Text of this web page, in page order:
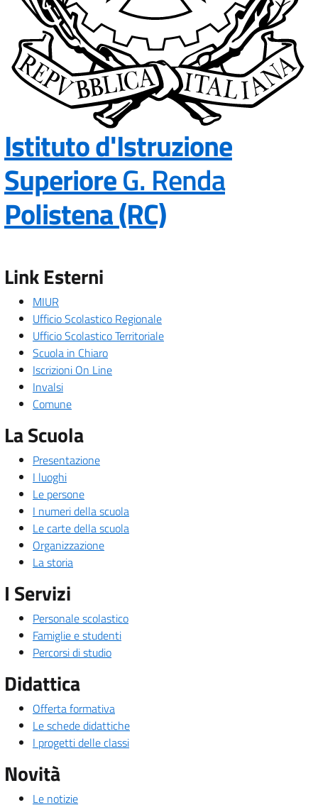
Istituto d'Istruzione
SuperioreG. Renda
Polistena (RC)— Visita la
Link Esterni
MIUR
Ufficio Scolastico Regionale
Ufficio Scolastico Territoriale
Scuola in Chiaro
Iscrizioni On Line
Invalsi
Comune
La Scuola
Presentazione
I luoghi
Le persone
I numeri della scuola
Le carte della scuola
Organizzazione
La storia
I Servizi
Personale scolastico
Famiglie e studenti
Percorsi di studio
Didattica
Offerta formativa
Le schede didattiche
I progetti delle classi
Novità
Le notizie